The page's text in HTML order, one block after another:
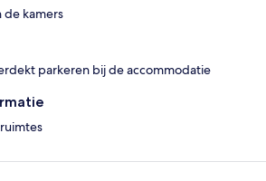
de kamers
parkeren bij de accommodatie